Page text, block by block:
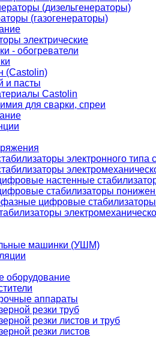
(дизельгенераторы)
(газогенераторы)
электрические
- обогреватели
(Castolin)
и пасты
Castolin
для сварки, спреи
электронного
настенные
стабилизаторы
цифровые стабилизаторы
машинки (УШМ)
оборудование
аппараты
резки труб
резки листов и труб
резки листов